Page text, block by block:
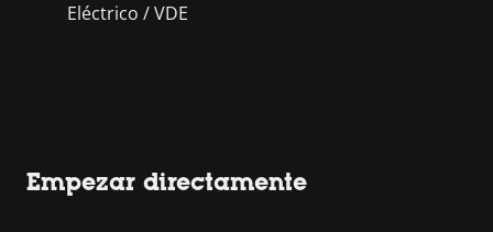
Eléctrico / VDE
Empezar directamente